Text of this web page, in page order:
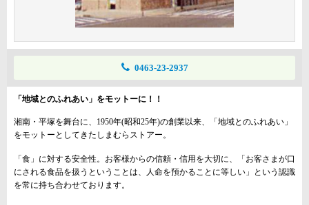
0463-23-2937
「地域とのふれあい」をモットーに！！
湘南・平塚を舞台に、1950年(昭和25年)の創業以来、「地域とのふれあい」
をモットーとしてきたしまむらストアー。
「食」に対する安全性。お客様からの信頼・信用を大切に、「お客さまが口
にされる食品を扱うということは、人命を預かることに等しい」という認識
を常に持ち合わせております。